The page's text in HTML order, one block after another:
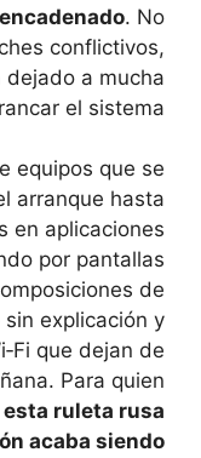
. No
conflictivos,
dejado a mucha
el sistema.
equipos que se
arranque hasta
en aplicaciones
por pantallas
de
explicación y
que dejan de
Para quien
esta ruleta rusa
acaba siendo